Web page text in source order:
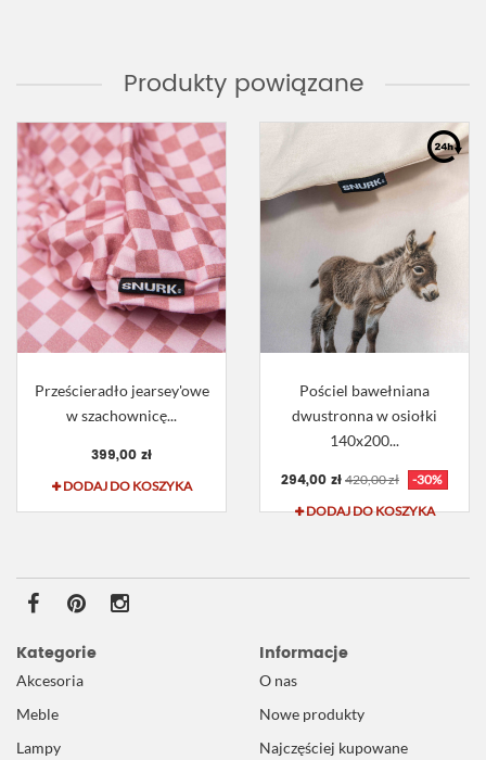
Produkty powiązane
Prześcieradło jearsey'owe
w szachownicę...
399,00 zł
DODAJ DO KOSZYKA
Pościel bawełniana
dwustronna w osiołki
140x200...
294,00 zł 420,00 zł
-30%
DODAJ DO KOSZYKA
Kategorie
Akcesoria
Meble
Lampy
Informacje
O nas
Nowe produkty
Najczęściej kupowane